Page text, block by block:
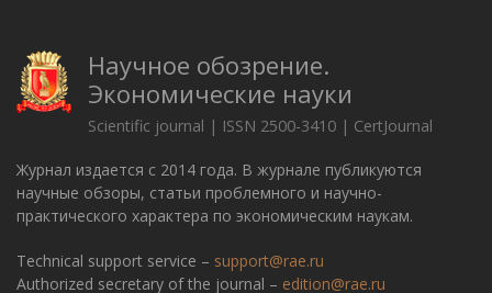
Научное обозрение.
Экономические науки
Scientific journal | ISSN 2500-3410 | CertJournal
Журнал издается с 2014 года. В журнале публикуются
научные обзоры, статьи проблемного и научно-
практического характера по экономическим наукам.
Technical support service – support@rae.ru
Authorized secretary of the journal – edition@rae.ru